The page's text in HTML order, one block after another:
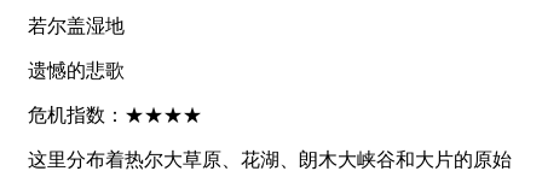
若尔盖湿地
遗憾的悲歌
危机指数：★★★★
这里分布着热尔大草原、花湖、朗木大峡谷和大片的原始